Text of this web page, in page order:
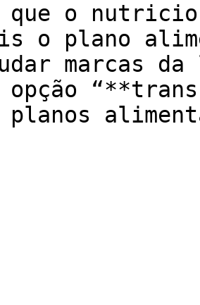
que o
o plano
marcas
opção
planos